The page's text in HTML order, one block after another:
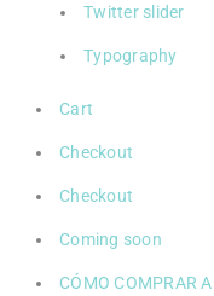
Twitter slider
Typography
Cart
Checkout
Checkout
Coming soon
CÓMO COMPRAR